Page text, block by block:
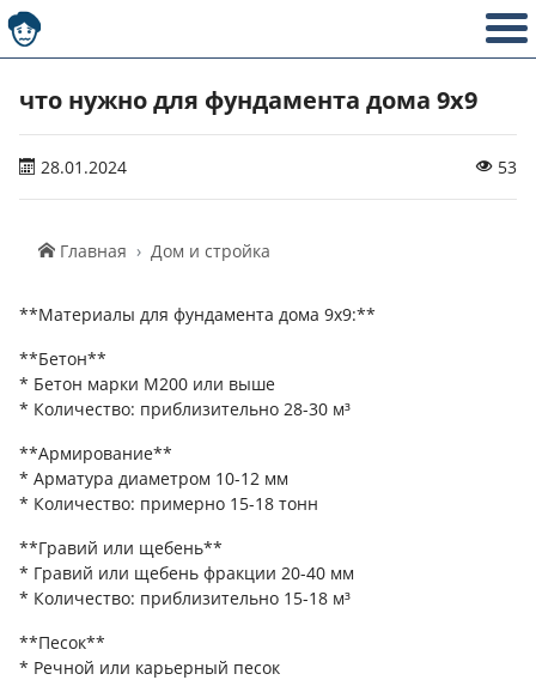
что нужно для фундамента дома 9х9
28.01.2024 53
Главная Дом и стройка
**Материалы для фундамента дома 9х9:**
**Бетон**
* Бетон марки М200 или выше
* Количество: приблизительно 28-30 м³
**Армирование**
* Арматура диаметром 10-12 мм
* Количество: примерно 15-18 тонн
**Гравий или щебень**
* Гравий или щебень фракции 20-40 мм
* Количество: приблизительно 15-18 м³
**Песок**
* Речной или карьерный песок